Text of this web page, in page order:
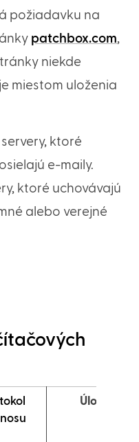
požiadavku na
patchbox.com,
niekde
miestom uloženia
ktoré
e-maily.
ktoré uchovávajú
alebo verejné
Úlohy